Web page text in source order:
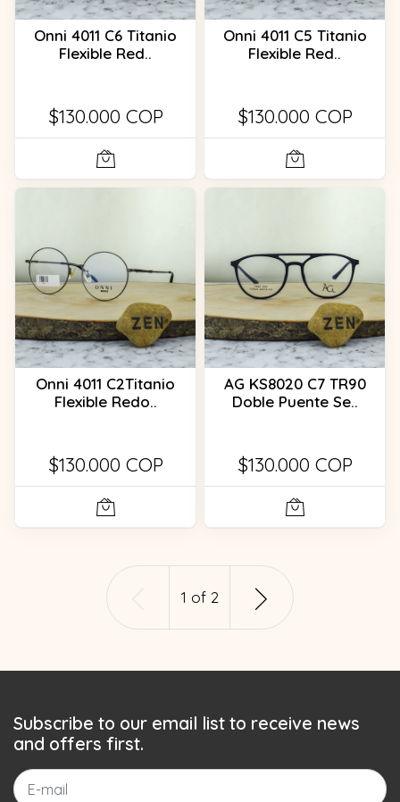
Onni 4011 C6 Titanio
Flexible Red..
$130.000 COP
Onni 4011 C5 Titanio
Flexible Red..
$130.000 COP
Onni 4011 C2Titanio
Flexible Redo..
$130.000 COP
AG KS8020 C7 TR90
Doble Puente Se..
$130.000 COP
1 of 2
Subscribe to our email list to receive news
and offers first.